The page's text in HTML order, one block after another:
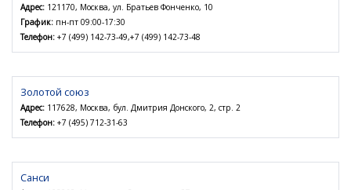
Адрес: 121170, Москва, ул. Братьев Фонченко, 10
График: пн-пт 09:00-17:30
Телефон: +7 (499) 142-73-49,+7 (499) 142-73-48
Золотой союз
Адрес: 117628, Москва, бул. Дмитрия Донского, 2, стр. 2
Телефон: +7 (495) 712-31-63
Санси